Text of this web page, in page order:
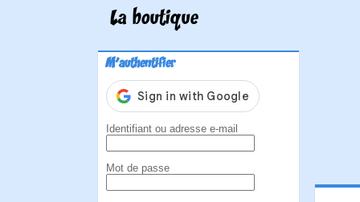
La boutique
M'authentifier
Identifiant ou adresse e-mail
Mot de passe